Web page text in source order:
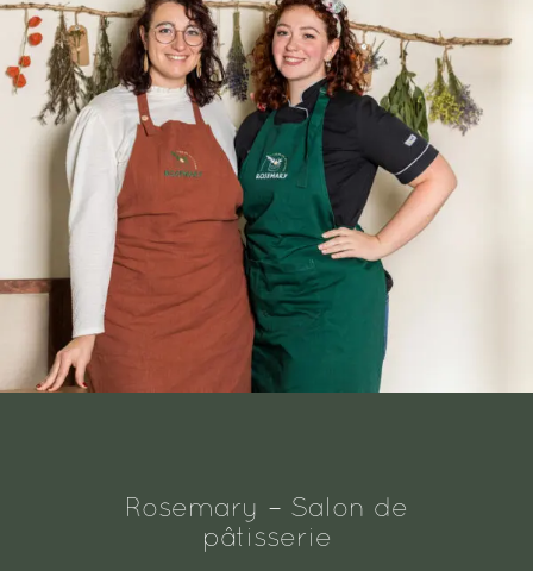
Rosemary – Salon de
pâtisserie